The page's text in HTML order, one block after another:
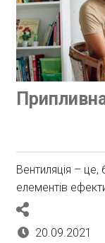
Вентиляція –
елементів
20.09.2021